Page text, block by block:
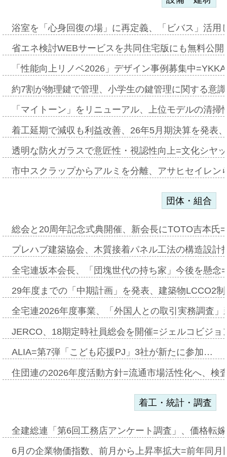
浴室を「心身回復の場」に再定義、「ビバス」活
省エネ検討WEBサービスを共同住宅版にも無料公
「性能向上リノベ2026」デザイン事例募集中
約7割が物理鍵で管理、小学生の鍵管理に関する意
「マイトーン」をリニューアル、上位モデルの清
着工延期で減収も利益改善、26年5月期決算を発表
透明な防火ガラスで意匠性・視認性向上=文化シヤ
市中スクラップからアルミを分離、アサヒセイレ
団体・組合
総会と20周年記念式典開催、新会長にTOTO吉本氏
プレハブ建築協会、木質接着パネル工法の構造設
全宅連坂本会長、「団塊世代の持ち家」今後を懸
29年度までの「中期計画」を発表、建築物LCCO2
全宅連2026年度事業、「外国人との取引実務調査
JERCO、18期定時社員総会を開催=ジェルコビジ
ALIA=第7弾「こども応援PJ」3社が新たに参加…
住団連の2026年度活動方針=流通市場活性化へ、検
着工・統計・調査
全建総連「第6回工務店アンケート調査」、価格転
6月の企業物価指数、前月から上昇率拡大=前年同